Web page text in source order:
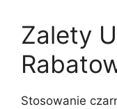
Zalety
Stosowanie